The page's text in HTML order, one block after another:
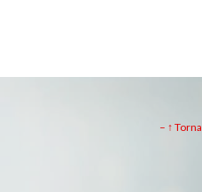
– ↑